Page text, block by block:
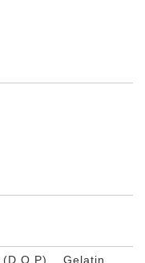
(D.O.P) Gelatin